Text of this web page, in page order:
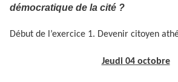
démocratique de la cité ?
Début de l’exercice 1. Devenir citoyen
Jeudi 04 octobre